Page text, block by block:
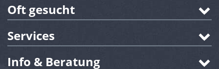
Oft gesucht
Services
Info & Beratung